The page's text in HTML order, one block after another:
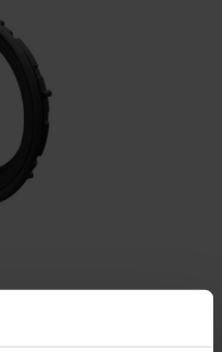
CU POLISTIREN